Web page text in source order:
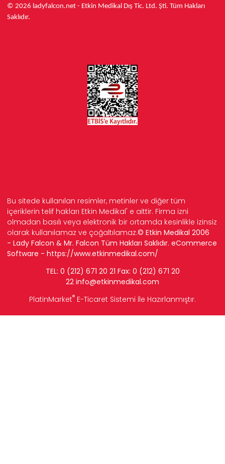
© 2026 ladyfalcon.net - Etkin Medikal Dış Tic. Ltd. Şti. Tüm Hakları
Saklıdır.
Bu sitede kullanılan resimler, metinler ve diğer tüm
içeriklerin telif hakları Etkin Medikal' e aittir. Firma izni
olmadan basılı veya elektronik bir ortamda kesinlikle izinsiz
olarak kullanılamaz ve çoğaltılamaz.© Etkin Medikal 2006
- Lady Falcon & Mr. Falcon Tüm Hakları Saklıdır. eCommerce
Software - https://www.etkinmedikal.com/
TEL: 0 (212) 671 20 21 Fax: 0 (212) 671 20
22 info@etkinmedikal.com
PlatinMarket® E-Ticaret Sistemi İle Hazırlanmıştır.